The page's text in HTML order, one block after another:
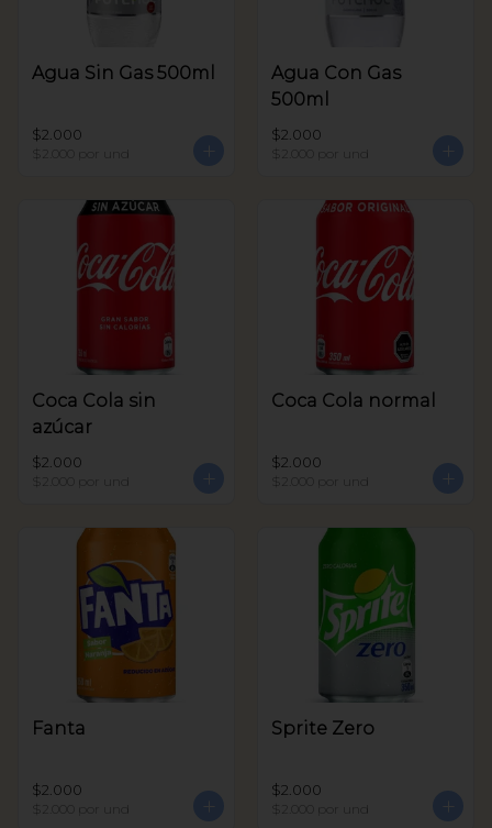
Agua Sin Gas 500ml
$2.000
$2.000 por und
Agua Con Gas
500ml
$2.000
$2.000 por und
Coca Cola sin
azúcar
$2.000
$2.000 por und
Coca Cola normal
$2.000
$2.000 por und
Fanta
$2.000
$2.000 por und
Sprite Zero
$2.000
$2.000 por und